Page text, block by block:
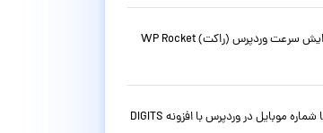
افزونه فارسی افزایش سرعت وردپرس (راکت) WP Rocket
ورود و عضویت با شماره موبایل در وردپرس با افزونه DIGITS